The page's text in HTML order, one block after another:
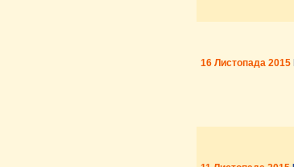
16 Листопада 2015